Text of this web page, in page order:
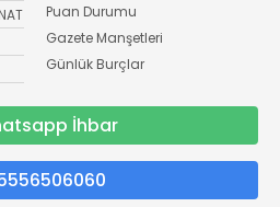
Puan Durumu
Gazete Manşetleri
Günlük Burçlar
İhbar